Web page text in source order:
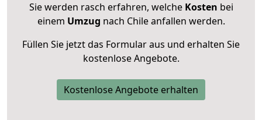
Sie werden rasch erfahren, welche Kosten bei
einem Umzug nach Chile anfallen werden.
Füllen Sie jetzt das Formular aus und erhalten Sie
kostenlose Angebote.
Kostenlose Angebote erhalten